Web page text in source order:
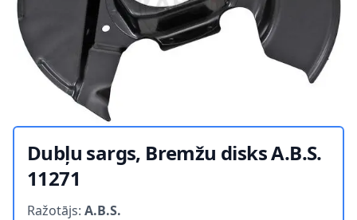
Dubļu sargs, Bremžu disks A.B.S.
11271
Ražotājs: A.B.S.